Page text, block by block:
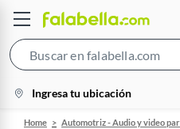
location-
icon
Ingresa tu ubicación
Home Automotriz - Audio y video